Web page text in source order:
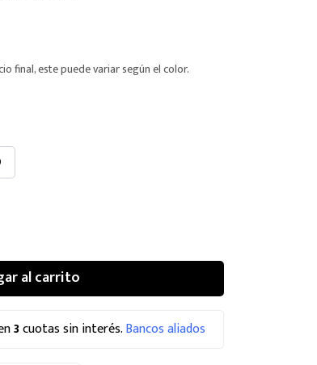
final, este puede variar según el color.
al carrito
3cuotas sin interés.Bancos aliados